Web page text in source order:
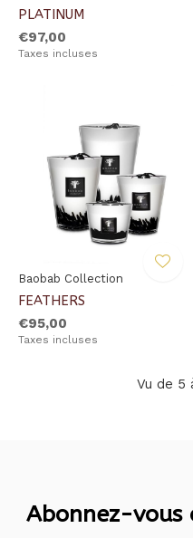
PLATINUM
€97,00
Taxes incluses
Baobab Collection
FEATHERS
€95,00
Taxes incluses
Vu de 5
Abonnez-